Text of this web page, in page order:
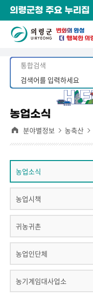
의령군청 주요 누리집
농업소식
분야별정보 농축산
농업소식
농업시책
귀농귀촌
농업인단체
농기계임대사업소